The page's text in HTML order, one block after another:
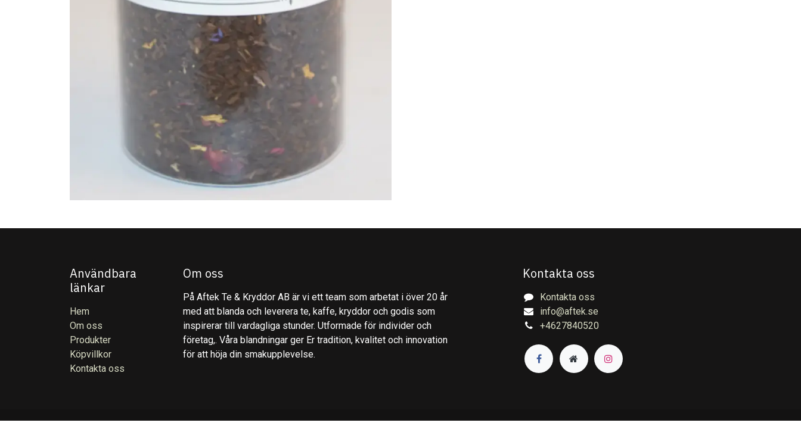
Användbara
länkar
Hem
Om oss
Produkter
Köpvillkor
Kontakta oss
Om oss
På Aftek Te & Kryddor AB är vi ett team som arbetat i över 20 år
med att blanda och leverera te, kaffe, kryddor och godis som
inspirerar till vardagliga stunder. Utformade för individer och
företag,. Våra blandningar ger Er tradition, kvalitet och innovation
för att höja din smakupplevelse.
Kontakta oss
Kontakta oss
info@aftek.se
+4627840520